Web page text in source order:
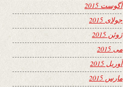
آگوست 2015
جولای 2015
ژوئن 2015
می 2015
آوریل 2015
مارس 2015